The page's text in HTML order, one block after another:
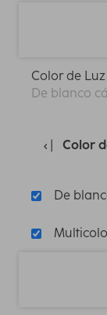
Color de Luz
De blanco
Color
De